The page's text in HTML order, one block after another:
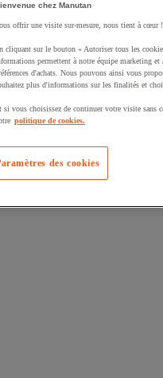
ajouté un produit à
chez Manutan
offrir une visite sur-mesure, nous tient à cœur !
cliquant sur le bouton « Autoriser tous les
permettent à notre équipe marketing et
d'achats. Nous pouvons ainsi vous
plus d'informations sur les finalités et
si vous choisissez de continuer votre visite sans
politique de cookies.
des cookies